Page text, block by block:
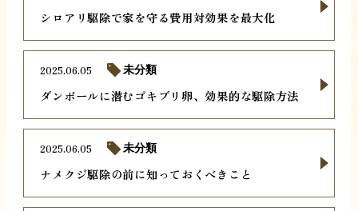
シロアリ駆除で家を守る費用対効果を最大化
ダンボールに潜むゴキブリ卵、効果的な駆除方法
2025.06.05 未分類
ナメクジ駆除の前に知っておくべきこと
2025.06.05 未分類